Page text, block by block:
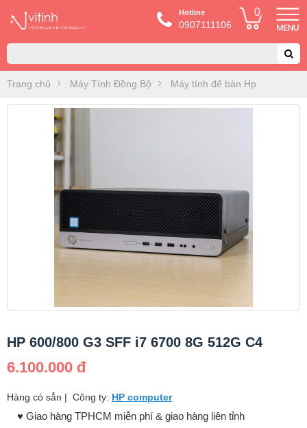
Hotline
0907111106
0
Trang chủ Máy Tính Đồng Bộ Máy tính để bàn Hp
HP 600/800 G3 SFF i7 6700 8G 512G C4
6.100.000 đ
Hàng có sẳn | Công ty: HP computer
♥️ Giao hàng TPHCM miễn phí & giao hàng liên tỉnh